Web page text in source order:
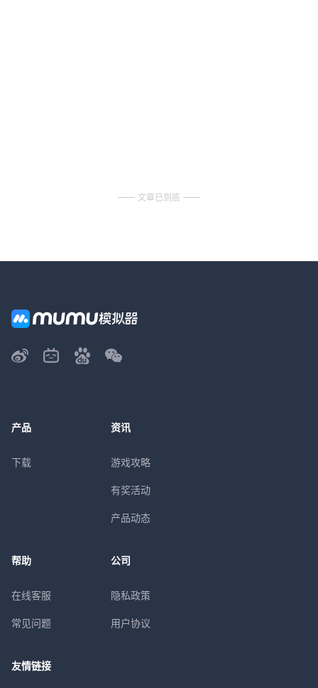
文章已到底
产品
下载
资讯
游戏攻略
有奖活动
产品动态
帮助
在线客服
常见问题
公司
隐私政策
用户协议
友情链接